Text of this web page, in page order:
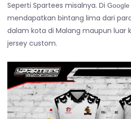
Seperti Spartees misalnya. Di Google
mendapatkan bintang lima dari
dalam kota di Malang maupun luar
jersey custom.